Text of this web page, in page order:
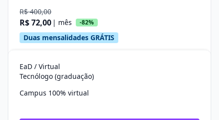
R$ 400,00
R$ 72,00 | mês -82%
Duas mensalidades GRÁTIS
EaD / Virtual
Tecnólogo (graduação)
Campus 100% virtual